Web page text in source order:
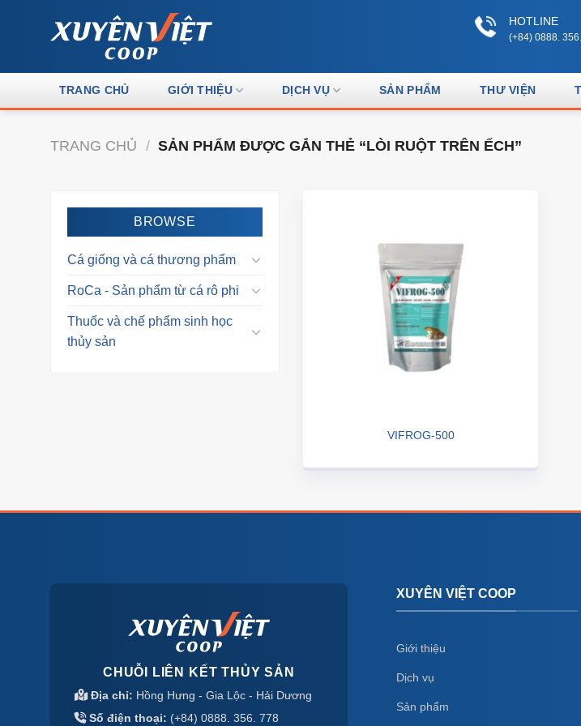
HOTLINE
(+84) 0888.
TRANG CHỦ GIỚI THIỆU DỊCH VỤ SẢN PHẨM THƯ VIỆN
TRANG CHỦ / SẢN PHẨM ĐƯỢC GẮN THẺ “LÒI RUỘT TRÊN ẾCH”
BROWSE
Cá giống và cá thương phẩm
RoCa - Sản phẩm từ cá rô phi
Thuốc và chế phẩm sinh học
thủy sản
VIFROG-500
CHUỖI LIÊN KẾT THỦY SẢN
Địa chỉ: Hồng Hưng - Gia Lộc - Hải Dương
Số điện thoại: (+84) 0888. 356. 778
XUYÊN VIỆT COOP
Giới thiệu
Dịch vụ
Sản phẩm